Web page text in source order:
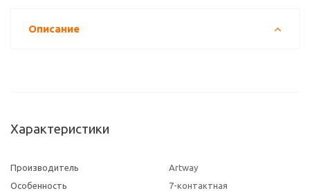
Описание
Характеристики
Производитель
Artway
Особенность
7-контактная